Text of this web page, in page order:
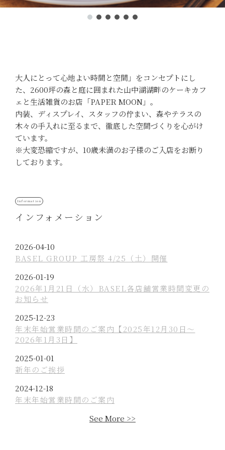
大人にとって心地よい時間と空間」をコンセプトにし
た、2600坪の森と庭に囲まれた山中湖湖畔のケーキカフ
ェと生活雑貨のお店「PAPER MOON」。
内装、ディスプレイ、スタッフの佇まい、森やテラスの
木々の手入れに至るまで、徹底した空間づくりを心がけ
ています。
※大変恐縮ですが、10歳未満のお子様のご入店をお断り
しております。
インフォメーション
P
o
t
e
d
o
n
2026-04-10
BASEL GROUP 工房祭 4/25（土）開催
P
o
s
e
d
n
2026-01-19
2026年1月21日（水）BASEL各店舗営業時間変更の
お知らせ
P
o
s
e
d
o
n
2025-12-23
年末年始営業時間のご案内【2025年12月30日〜
2026年1月3日】
P
o
t
e
2025-01-01
新年のご挨拶
P
o
2024-12-18
年末年始営業時間のご案内
See More >>